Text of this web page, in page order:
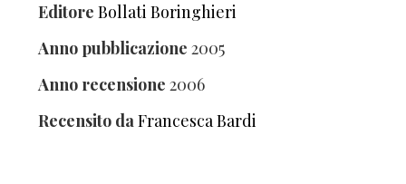
Editore Bollati Boringhieri
Anno pubblicazione 2005
Anno recensione 2006
Recensito daFrancesca Bardi